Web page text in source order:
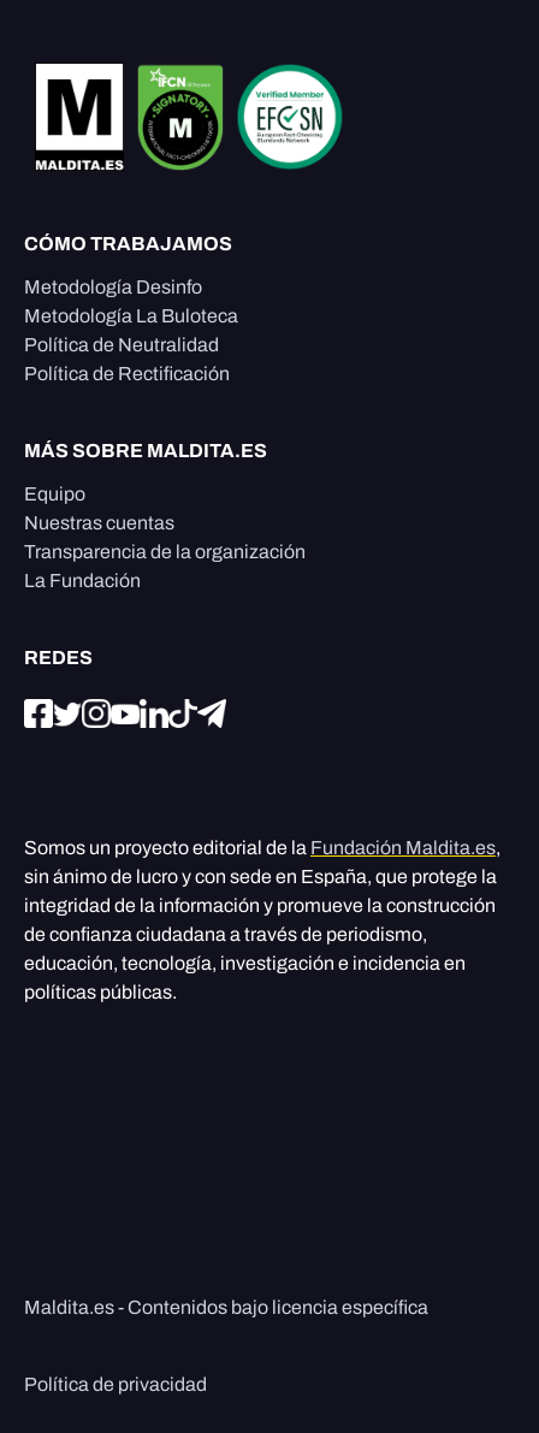
CÓMO TRABAJAMOS
Metodología Desinfo
Metodología La Buloteca
Política de Neutralidad
Política de Rectificación
MÁS SOBRE MALDITA.ES
Equipo
Nuestras cuentas
Transparencia de la organización
La Fundación
REDES
Somos un proyecto editorial de la Fundación Maldita.es,
sin ánimo de lucro y con sede en España, que protege la
integridad de la información y promueve la construcción
de confianza ciudadana a través de periodismo,
educación, tecnología, investigación e incidencia en
políticas públicas.
Maldita.es - Contenidos bajo licencia específica
Política de privacidad